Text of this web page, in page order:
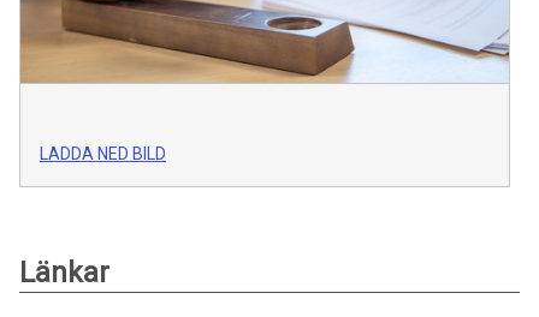
LADDA NED BILD
Länkar